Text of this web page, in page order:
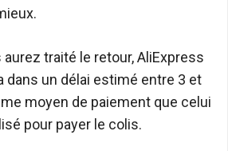
traité le retour, AliExpress
dans un délai estimé entre 3 et
moyen de paiement que celui
pour payer le colis.